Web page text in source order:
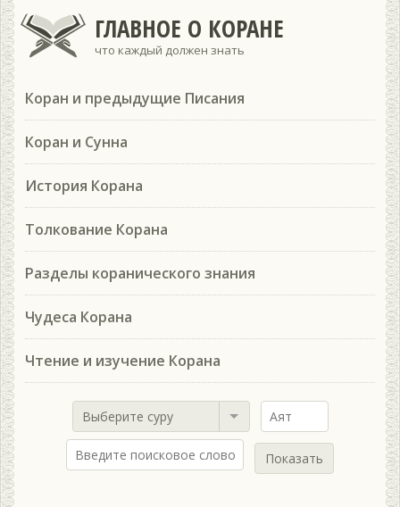
ГЛАВНОЕ О КОРАНЕ
что каждый должен знать
Коран и предыдущие Писания
Коран и Сунна
История Корана
Толкование Корана
Разделы коранического знания
Чудеса Корана
Чтение и изучение Корана
Выберите суру
Показать